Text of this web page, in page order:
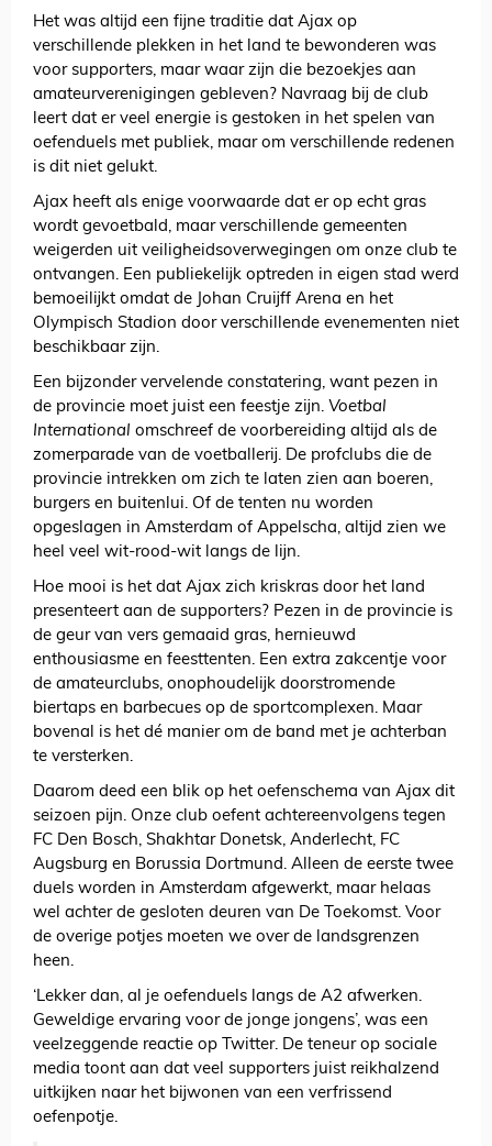
Het was altijd een fijne traditie dat Ajax op
verschillende plekken in het land te bewonderen was
voor supporters, maar waar zijn die bezoekjes aan
amateurverenigingen gebleven? Navraag bij de club
leert dat er veel energie is gestoken in het spelen van
oefenduels met publiek, maar om verschillende redenen
is dit niet gelukt.
Ajax heeft als enige voorwaarde dat er op echt gras
wordt gevoetbald, maar verschillende gemeenten
weigerden uit veiligheidsoverwegingen om onze club te
ontvangen. Een publiekelijk optreden in eigen stad werd
bemoeilijkt omdat de Johan Cruijff Arena en het
Olympisch Stadion door verschillende evenementen niet
beschikbaar zijn.
Een bijzonder vervelende constatering, want pezen in
de provincie moet juist een feestje zijn. Voetbal
International omschreef de voorbereiding altijd als de
zomerparade van de voetballerij. De profclubs die de
provincie intrekken om zich te laten zien aan boeren,
burgers en buitenlui. Of de tenten nu worden
opgeslagen in Amsterdam of Appelscha, altijd zien we
heel veel wit-rood-wit langs de lijn.
Hoe mooi is het dat Ajax zich kriskras door het land
presenteert aan de supporters? Pezen in de provincie is
de geur van vers gemaaid gras, hernieuwd
enthousiasme en feesttenten. Een extra zakcentje voor
de amateurclubs, onophoudelijk doorstromende
biertaps en barbecues op de sportcomplexen. Maar
bovenal is het dé manier om de band met je achterban
te versterken.
Daarom deed een blik op het oefenschema van Ajax dit
seizoen pijn. Onze club oefent achtereenvolgens tegen
FC Den Bosch, Shakhtar Donetsk, Anderlecht, FC
Augsburg en Borussia Dortmund. Alleen de eerste twee
duels worden in Amsterdam afgewerkt, maar helaas
wel achter de gesloten deuren van De Toekomst. Voor
de overige potjes moeten we over de landsgrenzen
heen.
‘Lekker dan, al je oefenduels langs de A2 afwerken.
Geweldige ervaring voor de jonge jongens’, was een
veelzeggende reactie op Twitter. De teneur op sociale
media toont aan dat veel supporters juist reikhalzend
uitkijken naar het bijwonen van een verfrissend
oefenpotje.